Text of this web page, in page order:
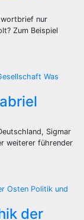
nur
Zum Beispiel
Was
Sigmar
weiterer führender
Osten Politik und
der